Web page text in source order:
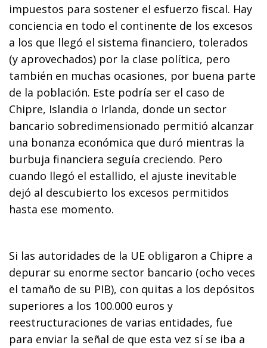
impuestos para sostener el esfuerzo fiscal. Hay
conciencia en todo el continente de los excesos
a los que llegó el sistema financiero, tolerados
(y aprovechados) por la clase política, pero
también en muchas ocasiones, por buena parte
de la población. Este podría ser el caso de
Chipre, Islandia o Irlanda, donde un sector
bancario sobredimensionado permitió alcanzar
una bonanza económica que duró mientras la
burbuja financiera seguía creciendo. Pero
cuando llegó el estallido, el ajuste inevitable
dejó al descubierto los excesos permitidos
hasta ese momento.
Si las autoridades de la UE obligaron a Chipre a
depurar su enorme sector bancario (ocho veces
el tamaño de su PIB), con quitas a los depósitos
superiores a los 100.000 euros y
reestructuraciones de varias entidades, fue
para enviar la señal de que esta vez sí se iba a